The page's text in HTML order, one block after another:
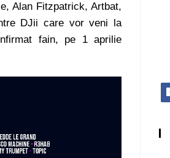
Alan Fitzpatrick, Artbat,
DJii care vor veni la
fain, pe 1 aprilie